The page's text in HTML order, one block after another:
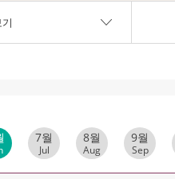
7월
Jul
8월
Aug
9월
Sep